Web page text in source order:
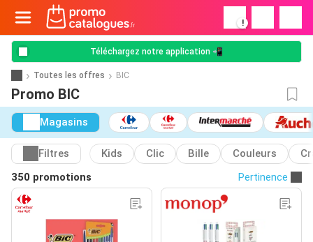
!
Téléchargez notre application 📲
Toutes les offres BIC
Promo BIC
Magasins
Filtres Kids Clic Bille Couleurs
350 promotions
Pertinence